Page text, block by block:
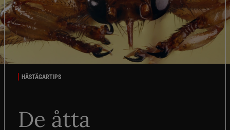
HÄSTÄGARTIPS
De åtta